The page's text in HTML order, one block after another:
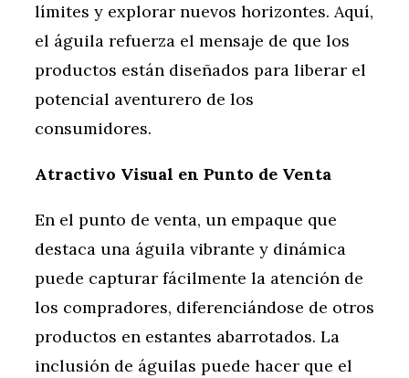
límites y explorar nuevos horizontes. Aquí,
el águila refuerza el mensaje de que los
productos están diseñados para liberar el
potencial aventurero de los
consumidores.
Atractivo Visual en Punto de Venta
En el punto de venta, un empaque que
destaca una águila vibrante y dinámica
puede capturar fácilmente la atención de
los compradores, diferenciándose de otros
productos en estantes abarrotados. La
inclusión de águilas puede hacer que el